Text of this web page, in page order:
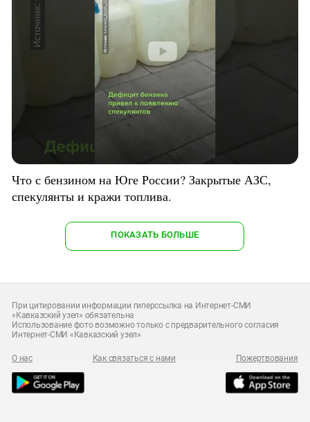
Что с бензином на Юге России? Закрытые АЗС,
спекулянты и кражи топлива.
ПОКАЗАТЬ БОЛЬШЕ
При цитировании информации гиперссылка на Интернет-СМИ
«Кавказский узел» обязательна
Использование фото возможно только с предварительного согласия
Интернет-СМИ «Кавказский узел»
О нас Как связаться с нами Пожертвования